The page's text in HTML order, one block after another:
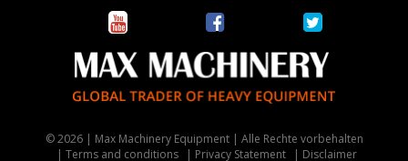
© 2026 | Max Machinery Equipment | Alle Rechte vorbehalten
Terms and conditions
Privacy Statement Disclaimer